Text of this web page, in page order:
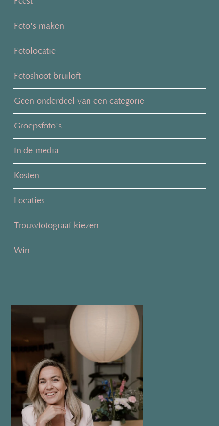
Foto's maken
Fotolocatie
Fotoshoot bruiloft
Geen onderdeel van een categorie
Groepsfoto's
In de media
Kosten
Locaties
Trouwfotograaf kiezen
Win